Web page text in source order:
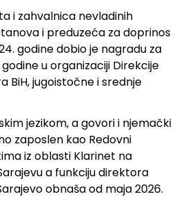
i zahvalnica nevladinih
i preduzeća za doprinos
godine dobio je nagradu za
u organizaciji Direkcije
BiH, jugoistočne i srednje
jezikom, a govori i njemački
zaposlen kao Redovni
iz oblasti Klarinet na
a funkciju direktora
obnaša od maja 2026.